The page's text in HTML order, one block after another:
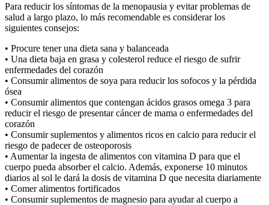
Para reducir los síntomas de la menopausia y evitar problemas de
salud a largo plazo, lo más recomendable es considerar los
siguientes consejos:
• Procure tener una dieta sana y balanceada
• Una dieta baja en grasa y colesterol reduce el riesgo de sufrir
enfermedades del corazón
• Consumir alimentos de soya para reducir los sofocos y la pérdida
ósea
• Consumir alimentos que contengan ácidos grasos omega 3 para
reducir el riesgo de presentar cáncer de mama o enfermedades del
corazón
• Consumir suplementos y alimentos ricos en calcio para reducir el
riesgo de padecer de osteoporosis
• Aumentar la ingesta de alimentos con vitamina D para que el
cuerpo pueda absorber el calcio. Además, exponerse 10 minutos
diarios al sol le dará la dosis de vitamina D que necesita diariamente
• Comer alimentos fortificados
• Consumir suplementos de magnesio para ayudar al cuerpo a